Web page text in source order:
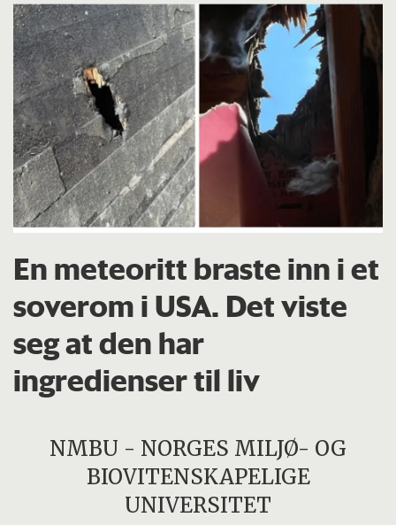
En meteoritt braste inn i et
soverom i USA. Det viste
seg at den har
ingredienser til liv
NMBU - NORGES MILJØ- OG
BIOVITENSKAPELIGE
UNIVERSITET